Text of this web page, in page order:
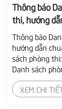
Thông báo
thi, hướng
Thông báo
hướng dẫn
sách phòng thi: Tải tại đây!
Danh sách
XEM CHI